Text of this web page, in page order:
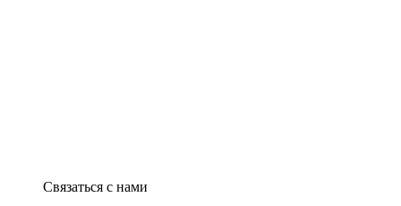
Связаться с нами